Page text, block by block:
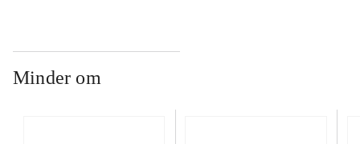
Minder om